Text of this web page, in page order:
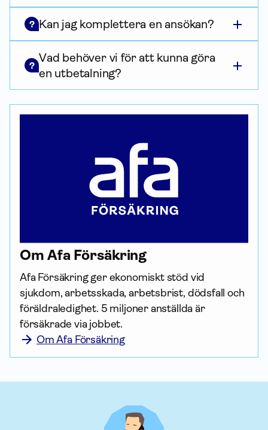
? Kan jag komplettera en ansökan?
?
Vad behöver vi för att kunna göra
en utbetalning?
Om Afa För­säkring
Afa För­säkring ger ekonomiskt stöd vid
sjukdom, arbetsskada, arbetsbrist, dödsfall och
föräldraledighet. 5 miljoner anställda är
försäkrade via jobbet.
Om Afa Försäkring